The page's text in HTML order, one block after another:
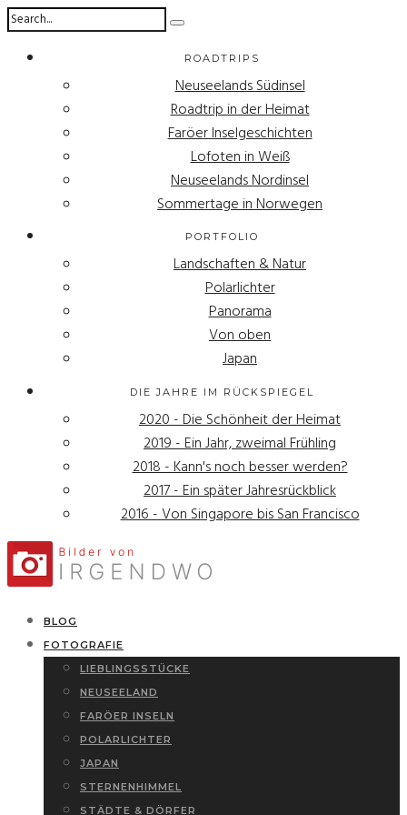
ROADTRIPS
Neuseelands Südinsel
Roadtrip in der Heimat
Faröer Inselgeschichten
Lofoten in Weiß
Neuseelands Nordinsel
Sommertage in Norwegen
PORTFOLIO
Landschaften & Natur
Polarlichter
Panorama
Von oben
Japan
DIE JAHRE IM RÜCKSPIEGEL
2020 - Die Schönheit der Heimat
2019 - Ein Jahr, zweimal Frühling
2018 - Kann's noch besser werden?
2017 - Ein später Jahresrückblick
2016 - Von Singapore bis San Francisco
BLOG
FOTOGRAFIE
LIEBLINGSSTÜCKE
NEUSEELAND
FARÖER INSELN
POLARLICHTER
JAPAN
STERNENHIMMEL
STÄDTE & DÖRFER